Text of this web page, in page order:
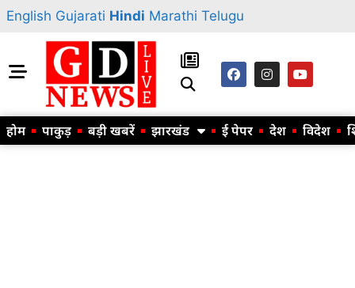
English Gujarati Hindi Marathi Telugu
होम पाकुड़ बड़ी खबरें झारखंड ई पेपर देश विदेश